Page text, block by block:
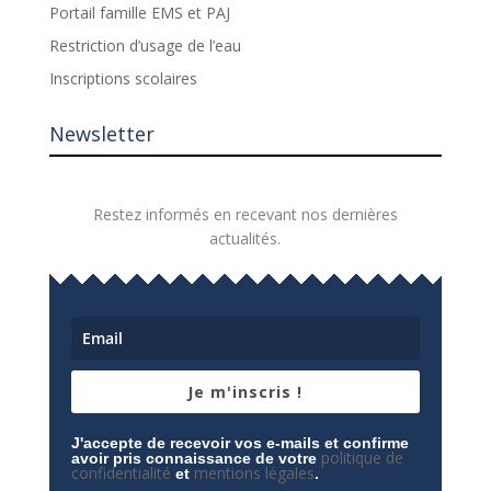
Portail famille EMS et PAJ
Restriction d’usage de l’eau
Inscriptions scolaires
Newsletter
Restez informés en recevant nos dernières
actualités.
Je m'inscris !
J'accepte de recevoir vos e-mails et confirme
avoir pris connaissance de votre politique de
confidentialité et mentions légales.